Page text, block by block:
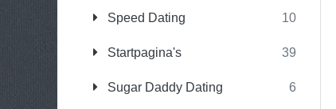
Speed Dating 10
Startpagina's 39
Sugar Daddy Dating 6